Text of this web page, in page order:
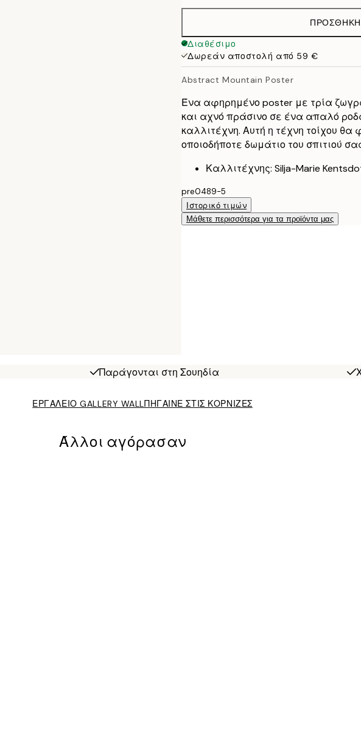
ΠΡΟΣΘΉΚΗ
Διαθέσιμο
Δωρεάν αποστολή από 59 €
Abstract Mountain Poster
Ένα αφηρημένο poster με τρία
και αχνό πράσινο σε ένα απαλό
καλλιτέχνη. Αυτή η τέχνη τοίχου
οποιοδήποτε δωμάτιο του σπιτιού
Καλλιτέχνης: Silja-Marie
pre0489-5
Ιστορικό τιμών
Μάθετε περισσότερα για τα προϊόντα μας
Παράγονται στη Σουηδία
ΕΡΓΑΛΕΙΟ GALLERY WALLΠΗΓΑΙΝΕ ΣΤΙΣ ΚΟΡΝΙΖΕΣ
Άλλοι αγόρασαν